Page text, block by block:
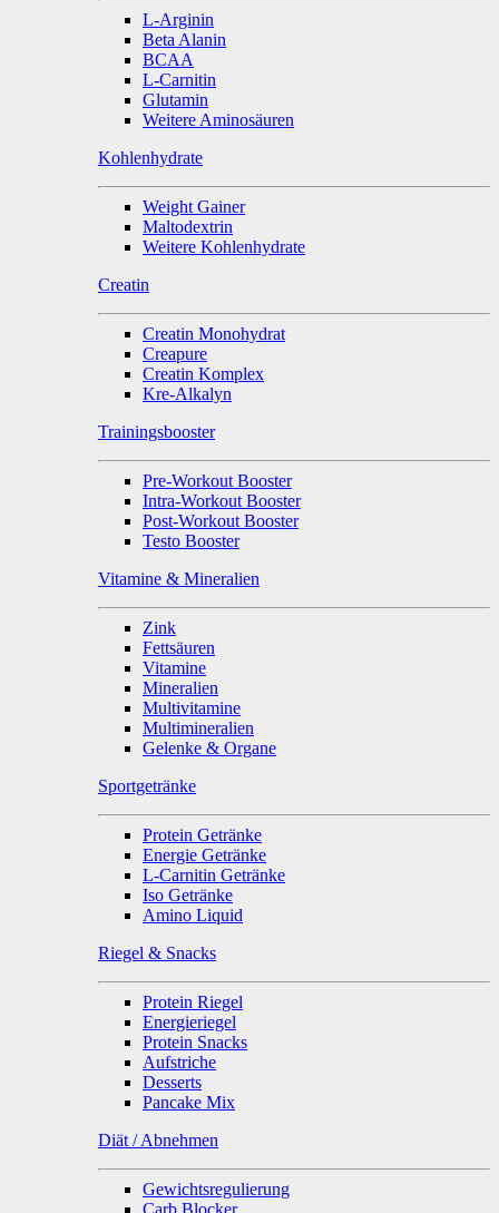
L-Arginin
Beta Alanin
BCAA
L-Carnitin
Glutamin
Weitere Aminosäuren
Kohlenhydrate
Weight Gainer
Maltodextrin
Weitere Kohlenhydrate
Creatin
Creatin Monohydrat
Creapure
Creatin Komplex
Kre-Alkalyn
Trainingsbooster
Pre-Workout Booster
Intra-Workout Booster
Post-Workout Booster
Testo Booster
Vitamine & Mineralien
Zink
Fettsäuren
Vitamine
Mineralien
Multivitamine
Multimineralien
Gelenke & Organe
Sportgetränke
Protein Getränke
Energie Getränke
L-Carnitin Getränke
Iso Getränke
Amino Liquid
Riegel & Snacks
Protein Riegel
Energieriegel
Protein Snacks
Aufstriche
Desserts
Pancake Mix
Diät / Abnehmen
Gewichtsregulierung
Carb Blocker